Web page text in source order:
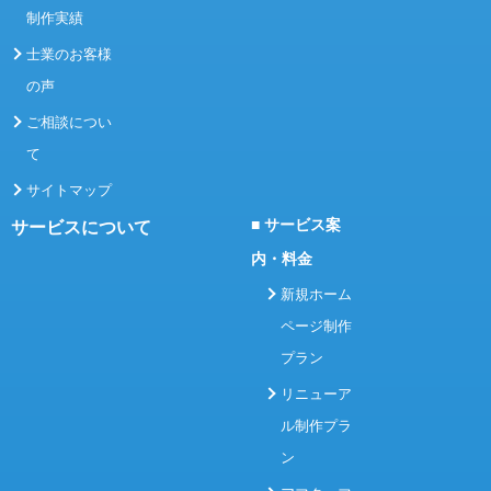
制作実績
士業のお客様
の声
ご相談につい
て
サイトマップ
サービスについて
■ サービス案
内・料金
新規ホーム
ページ制作
プラン
リニューア
ル制作プラ
ン